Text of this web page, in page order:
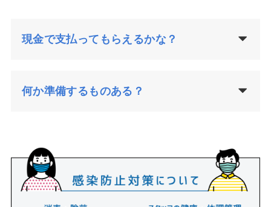
現金で支払ってもらえるかな ？
何か準備するものある？